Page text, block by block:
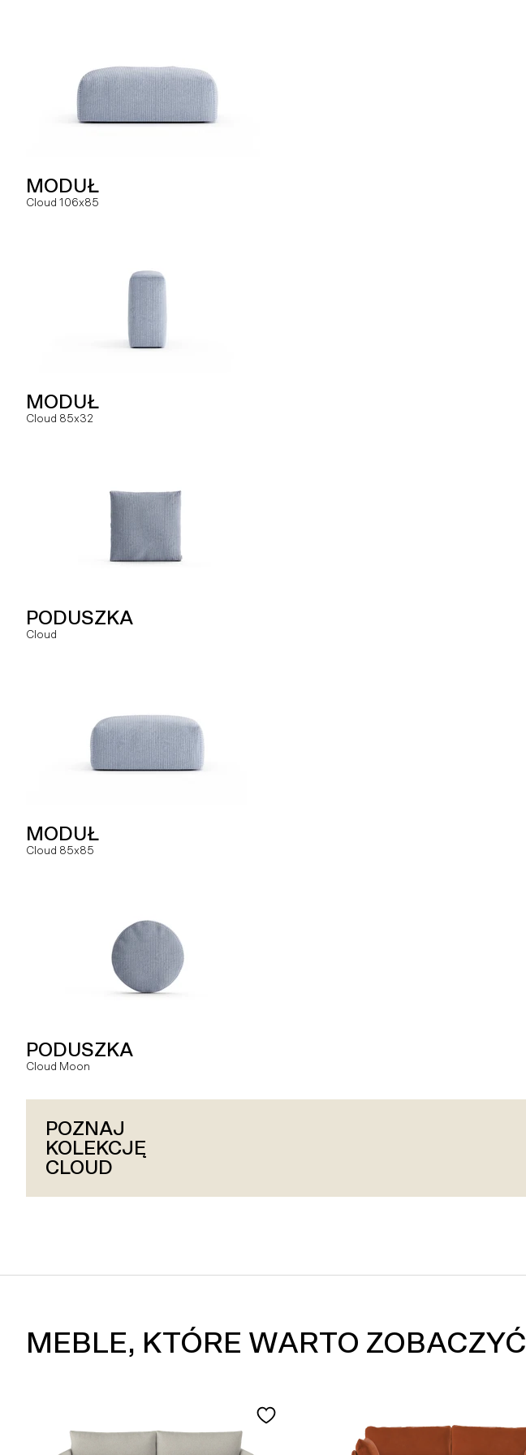
MODUŁ
Cloud 106x85
MODUŁ
Cloud 85x32
PODUSZKA
Cloud
MODUŁ
Cloud 85x85
PODUSZKA
Cloud Moon
POZNAJ
KOLEKCJĘ
CLOUD
Hug dual
Hug
Hug
Hug You
Hug
KOLEKCJĘ
HUG
MODUŁ
Slay MC
MODUŁ
Slay ML
MODUŁ
Slay MLO
MODUŁ
Slay MR
MODUŁ
Slay MRO
POZNAJ
KOLEKCJĘ
SLAY
MEBLE, KTÓRE WARTO ZOBACZYĆ